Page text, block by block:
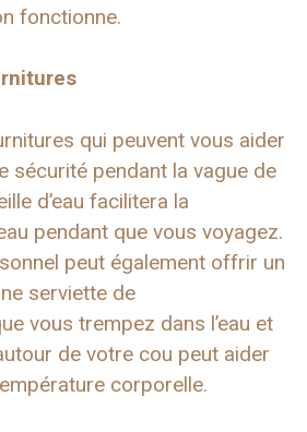
fonctionne.
qui peuvent vous aider
sécurité pendant la vague de
d’eau facilitera la
pendant que vous voyagez.
peut également offrir un
serviette de
vous trempez dans l’eau et
de votre cou peut aider
corporelle.